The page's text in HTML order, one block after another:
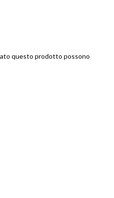
questo prodotto possono